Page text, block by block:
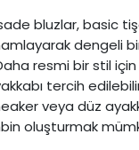
bluzlar, basic
dengeli
resmi bir stil
tercih
veya düz
oluşturmak